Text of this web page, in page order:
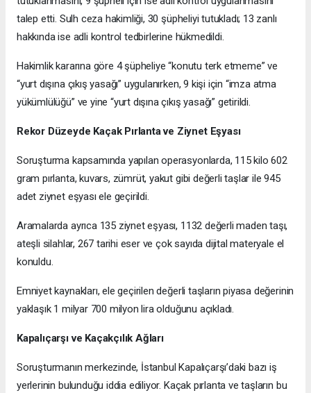
talep etti. Sulh ceza hakimliği, 30 şüpheliyi tutukladı; 13 zanlı
hakkında ise adli kontrol tedbirlerine hükmedildi.
Hakimlik kararına göre 4 şüpheliye “konutu terk etmeme” ve
“yurt dışına çıkış yasağı” uygulanırken, 9 kişi için “imza atma
yükümlülüğü” ve yine “yurt dışına çıkış yasağı” getirildi.
Rekor Düzeyde Kaçak Pırlanta ve Ziynet Eşyası
Soruşturma kapsamında yapılan operasyonlarda, 115 kilo 602
gram pırlanta, kuvars, zümrüt, yakut gibi değerli taşlar ile 945
adet ziynet eşyası ele geçirildi.
Aramalarda ayrıca 135 ziynet eşyası, 1132 değerli maden taşı,
ateşli silahlar, 267 tarihi eser ve çok sayıda dijital materyale el
konuldu.
Emniyet kaynakları, ele geçirilen değerli taşların piyasa değerinin
yaklaşık 1 milyar 700 milyon lira olduğunu açıkladı.
Kapalıçarşı ve Kaçakçılık Ağları
Soruşturmanın merkezinde, İstanbul Kapalıçarşı’daki bazı iş
yerlerinin bulunduğu iddia ediliyor. Kaçak pırlanta ve taşların bu